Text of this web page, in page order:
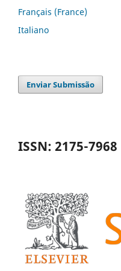
Français (France)
Italiano
Enviar Submissão
ISSN: 2175-7968